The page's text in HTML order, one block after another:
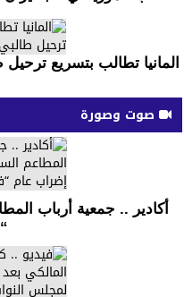
المانيا تطالب بتسريع ترحيل
صوت وصورة
أكادير .. جمعية أرباب